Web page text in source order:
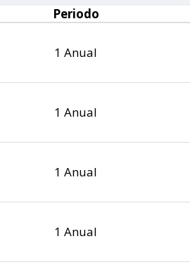
Periodo
1 Anual
1 Anual
1 Anual
1 Anual